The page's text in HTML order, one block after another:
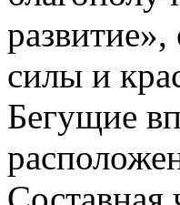
силы и
Бегущие